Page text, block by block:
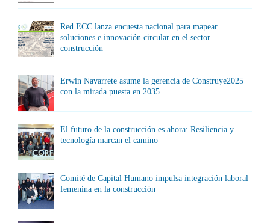
Red ECC lanza encuesta nacional para mapear
soluciones e innovación circular en el sector
construcción
Erwin Navarrete asume la gerencia de Construye2025
con la mirada puesta en 2035
El futuro de la construcción es ahora: Resiliencia y
tecnología marcan el camino
Comité de Capital Humano impulsa integración laboral
femenina en la construcción